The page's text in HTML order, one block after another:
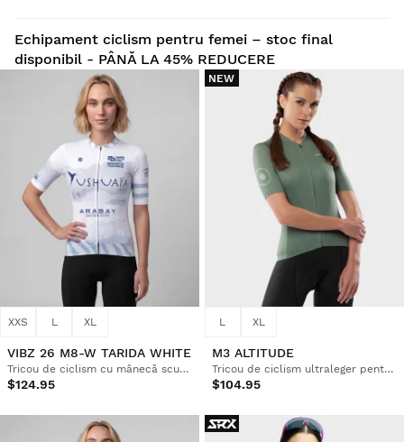
Echipament ciclism pentru femei – stoc final
disponibil - PÂNĂ LA 45% REDUCERE
XXS L XL
VIBZ 26 M8-W TARIDA WHITE
Tricou de ciclism cu mânecă scurtă Vuelta a Ibiza MTB x Siroko pentru femei
$124.95
NEW
L XL
M3 ALTITUDE
Tricou de ciclism ultraleger pentru femei
$104.95